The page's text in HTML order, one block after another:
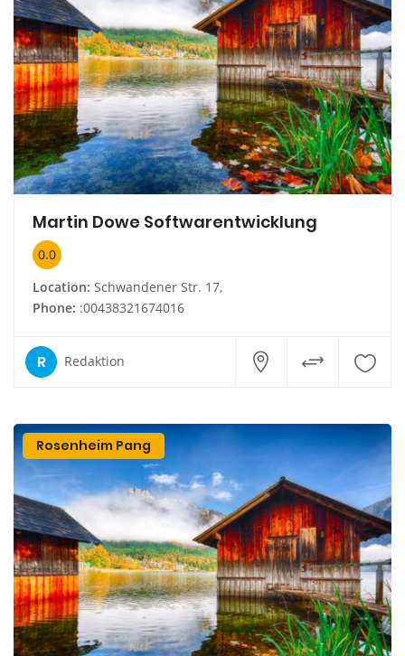
Martin Dowe Softwarentwicklung
0.0
Location: Schwandener Str. 17,
Phone: :00438321674016
R Redaktion
Rosenheim Pang